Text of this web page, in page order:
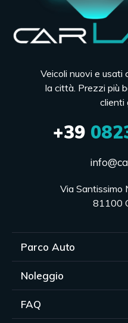
Veicoli nuovi e usati
la città. Prezzi più
clienti
+39
Via Santissimo
81100
Parco Auto
Noleggio
FAQ